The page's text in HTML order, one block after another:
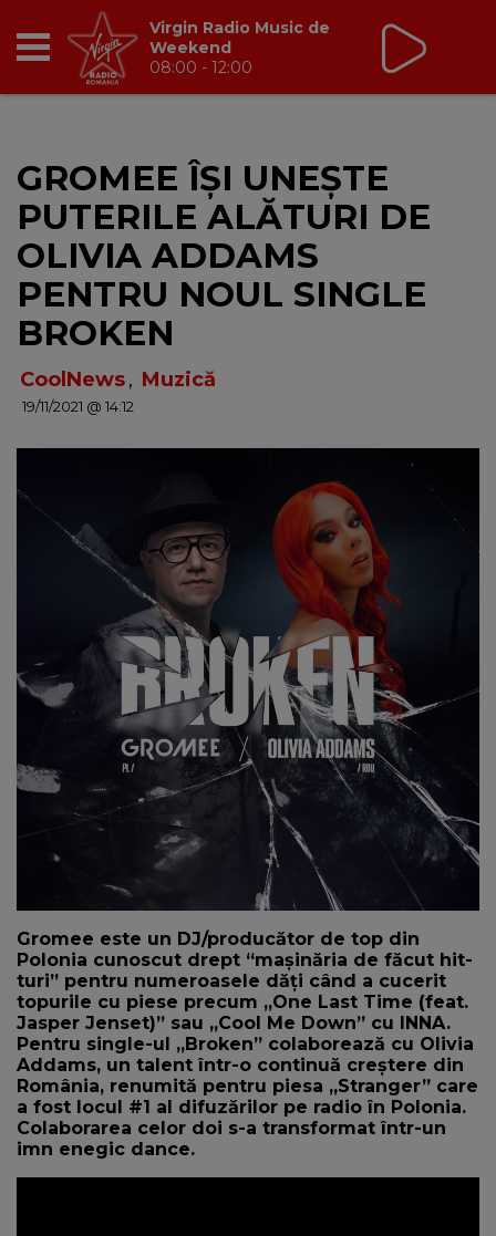
BREAKFAST
TIC TALK
CÂȘTIGĂ
DANCEFLOOR CHART
NEWS
CONTUL MEU
Virgin Radio Music de
Weekend
08:00 - 12:00
GROMEE ÎȘI UNEȘTE
PUTERILE ALĂTURI DE
OLIVIA ADDAMS
PENTRU NOUL SINGLE
BROKEN
CoolNews, Muzică
19/11/2021 @ 14:12
Gromee este un DJ/producător de top din
Polonia cunoscut drept “mașinăria de făcut hit-
turi” pentru numeroasele dăți când a cucerit
topurile cu piese precum „One Last Time (feat.
Jasper Jenset)” sau „Cool Me Down” cu INNA.
Pentru single-ul „Broken” colaborează cu Olivia
Addams, un talent într-o continuă creștere din
România, renumită pentru piesa „Stranger” care
a fost locul #1 al difuzărilor pe radio în Polonia.
Colaborarea celor doi s-a transformat într-un
imn enegic dance.